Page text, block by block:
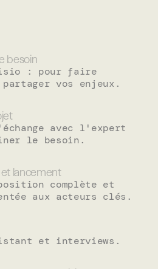
besoin
: pour faire
vos enjeux.
avec l'expert
lancement
complète et
aux acteurs clés.
et interviews.